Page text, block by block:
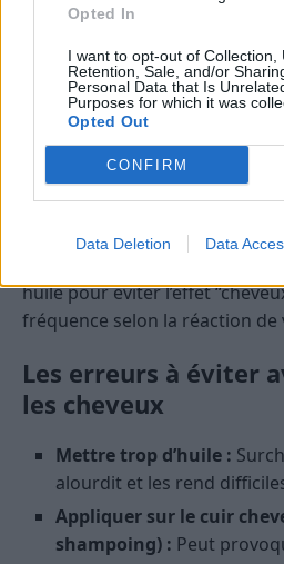
Opted In
I want to opt-out of Collection,
Retention, Sale, and/or
Personal Data that Is
Purposes for which it was
Opted Out
CONFIRM
Data Deletion Data
capillaire ?
Bain d’huile :1 fois par
cheveux secs, abîmés ou
mois pour les cheveux
Huile en finition :
quelques gouttes sur les
huile pour éviter l’effet
fréquence selon la réaction de
Les erreurs à éviter
les cheveux
Mettre trop d’huile :
alourdit et les rend
Appliquer sur le cuir
shampoing) : Peut